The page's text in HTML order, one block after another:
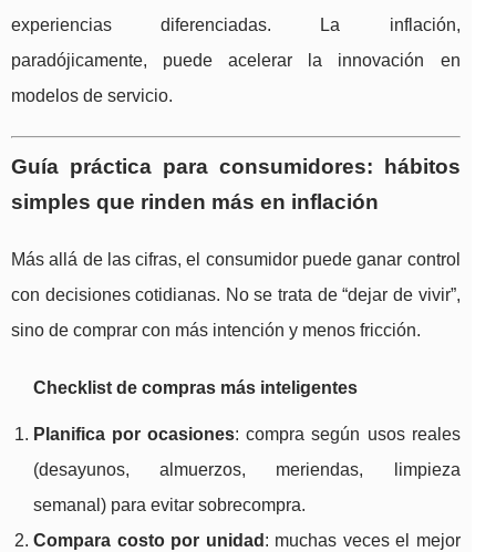
experiencias diferenciadas. La inflación,
paradójicamente, puede acelerar la innovación en
modelos de servicio.
Guía práctica para consumidores: hábitos
simples que rinden más en inflación
Más allá de las cifras, el consumidor puede ganar control
con decisiones cotidianas. No se trata de “dejar de vivir”,
sino de comprar con más intención y menos fricción.
Checklist de compras más inteligentes
Planifica por ocasiones: compra según usos reales
(desayunos, almuerzos, meriendas, limpieza
semanal) para evitar sobrecompra.
Compara costo por unidad : muchas veces el mejor